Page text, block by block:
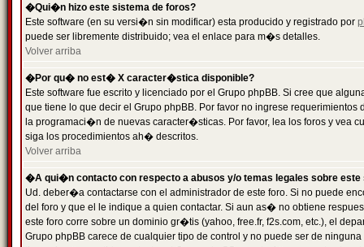
�Qui�n hizo este sistema de foros?
Este software (en su versi�n sin modificar) esta producido y registrado por
puede ser libremente distribuido; vea el enlace para m�s detalles.
Volver arriba
�Por qu� no est� X caracter�stica disponible?
Este software fue escrito y licenciado por el Grupo phpBB. Si cree que
que tiene lo que decir el Grupo phpBB. Por favor no ingrese
la programaci�n de nuevas caracter�sticas. Por favor, lea los foros y vea
siga los procedimientos ah� descritos.
Volver arriba
�A qui�n contacto con respecto a abusos y/o temas legales sobre este
Ud. deber�a contactarse con el administrador de este foro. Si no puede
del foro y que el le indique a quien contactar. Si aun as� no obtiene
este foro corre sobre un dominio gr�tis (yahoo, free.fr, f2s.com, etc.), el
Grupo phpBB carece de cualquier tipo de control y no puede ser de